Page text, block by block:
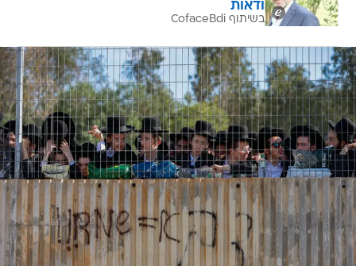
ודאות
בשיתוף CofaceBdi